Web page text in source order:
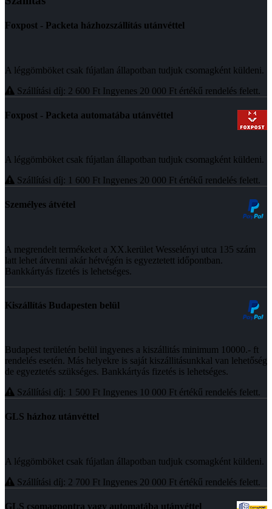
Foxpost - Packeta házhozszállítás utánvéttel
A léggömböket csak fújatlan állapotban tudjuk csomagként küldeni.
Szállítási díj: 2 600 Ft Ingyenes 20 000 Ft értékű rendelés felett.
Foxpost - Packeta automatába utánvéttel
A léggömböket csak fújatlan állapotban tudjuk csomagként küldeni.
Szállítási díj: 1 600 Ft Ingyenes 20 000 Ft értékű rendelés felett.
Személyes átvétel
A megrendelt termékeket a XX.kerület Wesselényi utca 135 szám
latt lehet átvenni akár hétvégén is egyeztetett időpontban.
Bankkártyás fizetés is lehetséges.
Kiszállítás Budapesten belül
Budapest területén belül ingyenes a kiszállitás minimum 10000.- ft
rendelés esetén. Más helyekre is saját kiszállitásunkkal van lehetőség
de egyeztetés szükséges. Bankkártyás fizetés is lehetséges.
Szállítási díj: 1 500 Ft Ingyenes 10 000 Ft értékű rendelés felett.
GLS házhoz utánvéttel
A léggömböket csak fújatlan állapotban tudjuk csomagként küldeni.
Szállítási díj: 2 700 Ft Ingyenes 20 000 Ft értékű rendelés felett.
GLS csomagpontra vagy automatába utánvéttel